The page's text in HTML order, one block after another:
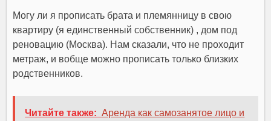
Могу ли я прописать брата и племянницу в свою
квартиру (я единственный собственник) , дом под
реновацию (Москва). Нам сказали, что не проходит
метраж, и вобще можно прописать только близких
родственников.
Читайте также: Аренда как самозанятое лицо и